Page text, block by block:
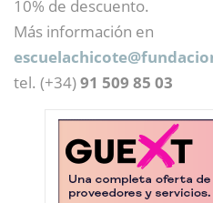
10% de descuento.
Más información en
escuelachicote@
tel. (+34)91 509 85 03